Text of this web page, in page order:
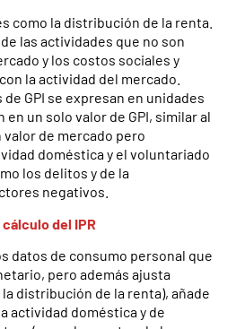
como la distribución de la renta.
las actividades que no son
y los costos sociales y
la actividad del mercado.
GPI se expresan en unidades
en un solo valor de GPI, similar al
valor de mercado pero
doméstica y el voluntariado
los delitos y de la
negativos.
del IPR
datos de consumo personal que
pero además ajusta
distribución de la renta), añade
actividad doméstica y de